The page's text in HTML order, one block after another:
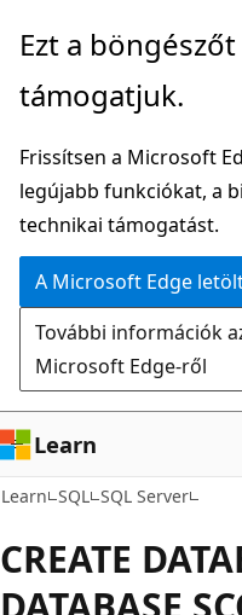
Ugrás
fő
Ezt a
támogatjuk.
Frissítsen a Microsoft
legújabb funkciókat, a
technikai támogatást.
A Microsoft Edge
További információk
Microsoft Edge-ről
Learn
Learn SQL SQL Server
CREATE